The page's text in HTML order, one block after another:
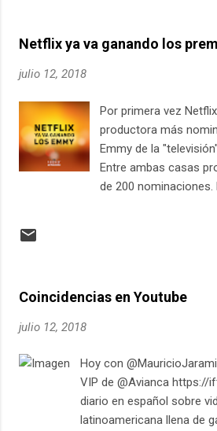
esa dimensión, vale la
primera entrega de su
televisión
Rodríguez y con
Netflix ya va ganando los
julio 12, 2018
Por primera vez
productora más
Emmy de la
Entre ambas casas
de 200 nominaciones.
Coincidencias en Youtube
julio 12, 2018
Hoy con
VIP de @Avianca
diario en español sobre
latinoamericana llena de